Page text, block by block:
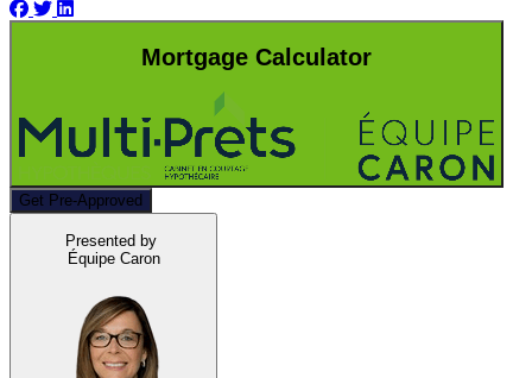
Mortgage Calculator
Get Pre-Approved
Presented by
Équipe Caron